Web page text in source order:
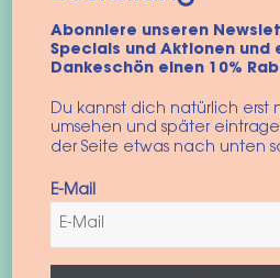
Ledererstr. 17
80331 München
Hundekeks & Co.
84028 Landshut
Abonniere unseren
Specials und Aktionen und
Dankeschön einen 10%
Du kannst dich natürlich erst
umsehen und später
der Seite etwas nach unten
E-Mail